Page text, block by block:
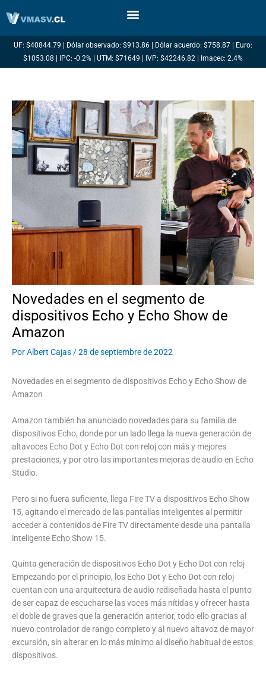
UF: $40844.79 | Dólar observado: $913.86 | Dólar acuerdo: $758.87 | Euro:
$1053.08 | IPC: -0.2% | UTM: $71649 | IVP: $42246.82 | Imacec: 2.4%
Novedades en el segmento de
dispositivos Echo y Echo Show de
Amazon
PorAlbert Cajas/28 de septiembre de 2022
Novedades en el segmento de dispositivos Echo y Echo Show de
Amazon
Amazon también ha anunciado novedades para su familia de
dispositivos Echo, donde por un lado llega la nueva generación de
altavoces Echo Dot y Echo Dot con reloj con más y mejores
prestaciones, y por otro las importantes mejoras de audio en Echo
Studio.
Pero si no fuera suficiente, llega Fire TV a dispositivos Echo Show
15, agitando el mercado de las pantallas inteligentes al permitir
acceder a contenidos de Fire TV directamente desde una pantalla
inteligente Echo Show 15.
Quinta generación de dispositivos Echo Dot y Echo Dot con reloj
Empezando por el principio, los Echo Dot y Echo Dot con reloj
cuentan con una arquitectura de audio rediseñada hasta el punto
de ser capaz de escucharse las voces más nítidas y ofrecer hasta
el doble de graves que la generación anterior, todo ello gracias al
nuevo controlador de rango completo y al nuevo altavoz de mayor
excursión, sin alterar en lo más mínimo al diseño habitual de estos
dispositivos.